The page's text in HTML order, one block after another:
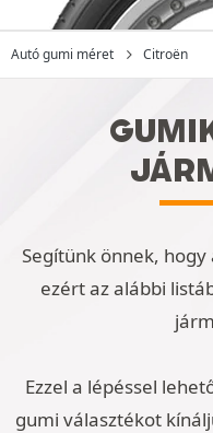
Autó gumi méret Citroën
Segítünk önnek,
ezért az alábbi
Ezzel a lépéssel
gumi választékot